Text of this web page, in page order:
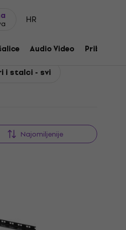
HR
Audio Video Pribor
i stalci - svi
Najomiljenije